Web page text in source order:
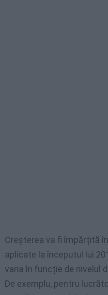
Creșterea va fi împărțită în
aplicate la începutul lui
varia în funcție de nivelul
De exemplu, pentru